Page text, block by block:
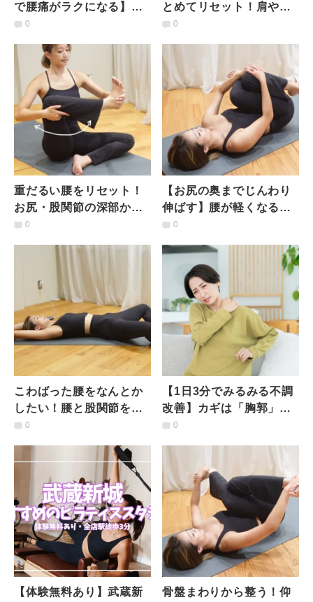
で腰痛がラクになる】簡
単だから運動嫌いの人も
トレッチ
0
とめてリセット！肩や
首、背中、腰、脚の疲
レッチ
0
重だるい腰をリセット！
お尻・股関節の深部から
ゆるめるゆらゆらストレ
0
【お尻の奥までじんわり
伸ばす】腰が軽くなる仰
向けストレッチ
0
こわばった腰をなんとか
したい！腰と股関節をや
さしく整えるストレッチ
0
【1日3分でみるみる不調
改善】カギは「胸郭」の
可動性！？肩こり＆腰痛
0
【体験無料あり】武蔵新 骨盤まわりから整う！仰